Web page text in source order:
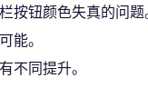
按钮颜色失真的问题
能。
不同提升。